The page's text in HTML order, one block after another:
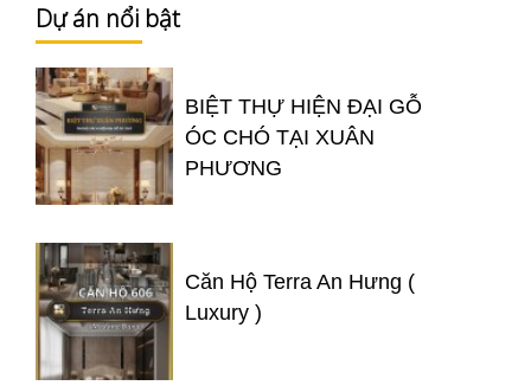
Dự án nổi bật
BIỆT THỰ HIỆN ĐẠI GỖ
ÓC CHÓ TẠI XUÂN
PHƯƠNG
Căn Hộ Terra An Hưng (
Luxury )